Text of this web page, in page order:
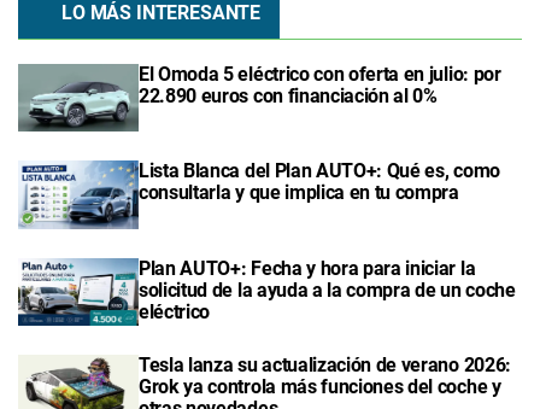
LO MÁS INTERESANTE
El Omoda 5 eléctrico con oferta en julio: por
22.890 euros con financiación al 0%
Lista Blanca del Plan AUTO+: Qué es, como
consultarla y que implica en tu compra
Plan AUTO+: Fecha y hora para iniciar la
solicitud de la ayuda a la compra de un coche
eléctrico
Tesla lanza su actualización de verano 2026:
Grok ya controla más funciones del coche y